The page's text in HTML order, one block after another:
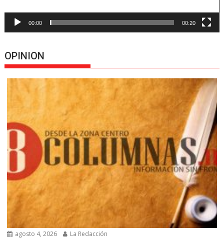
00:00 00:20
OPINION
agosto 4, 2026 La Redacción